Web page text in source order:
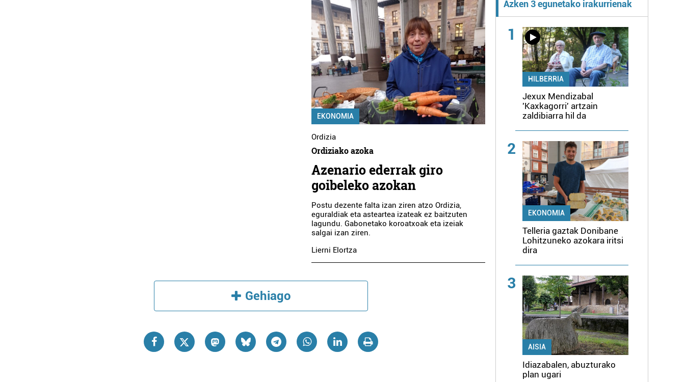
EKONOMIA
Ordizia
Ordiziako azoka
Azenario ederrak giro
goibeleko azokan
Postu dezente falta izan ziren atzo Ordizia,
eguraldiak eta asteartea izateak ez baitzuten
lagundu. Gabonetako koroatxoak eta izeiak
salgai izan ziren.
Lierni Elortza
Gehiago
Azken 3 egunetako irakurrienak
1
HILBERRIA
Jexux Mendizabal
'Kaxkagorri' artzain
zaldibiarra hil da
2
EKONOMIA
Telleria gaztak Donibane
Lohitzuneko azokara iritsi
dira
3
AISIA
Idiazabalen, abuzturako
plan ugari